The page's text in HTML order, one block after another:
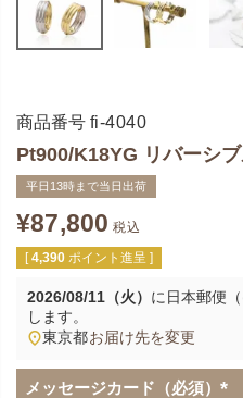
商品番号 fi-4040
Pt900/K18YG リバーシ
平日13時まで当日出荷
¥87,800 税込
[ 4,390 ポイント進呈 ]
2026/08/11（火） に 日本郵便
します。
東京都お届け先を変更
メッセージカード（必須）